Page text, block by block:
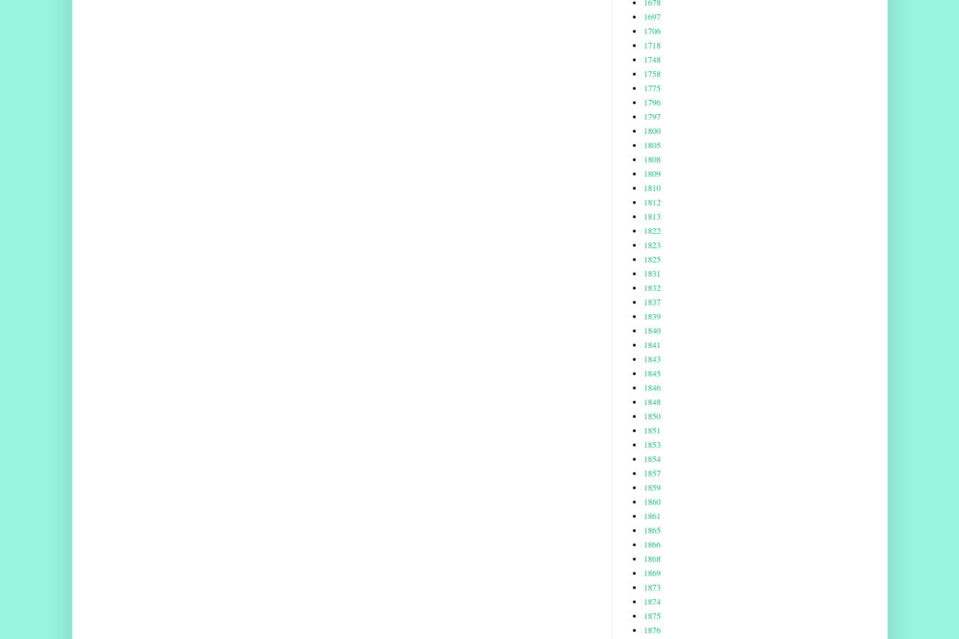
1697
1706
1718
1748
1758
1775
1796
1797
1800
1805
1808
1809
1810
1812
1813
1822
1823
1825
1831
1832
1837
1839
1840
1841
1843
1845
1846
1848
1850
1851
1853
1854
1857
1859
1860
1861
1865
1866
1868
1869
1873
1874
1875
1876